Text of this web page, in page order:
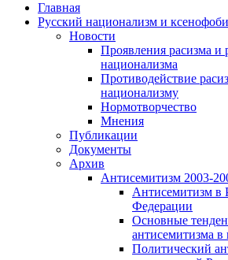
Главная
Русский национализм и
Новости
Проявления расизма и
национализма
Противодействие
национализму
Нормотворчество
Мнения
Публикации
Документы
Архив
Антисемитизм 2003-
Антисемитизм в
Федерации
Основные
антисемитизма в
Политический